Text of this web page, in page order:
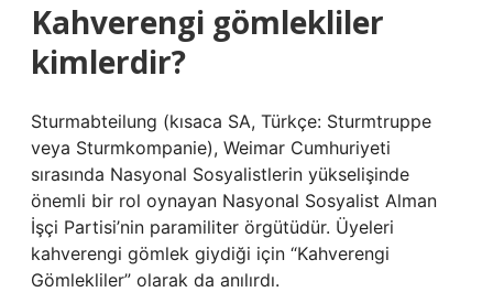
Kahverengi gömlekliler
kimlerdir?
Sturmabteilung (kısaca SA, Türkçe: Sturmtruppe
veya Sturmkompanie), Weimar Cumhuriyeti
sırasında Nasyonal Sosyalistlerin yükselişinde
önemli bir rol oynayan Nasyonal Sosyalist Alman
İşçi Partisi’nin paramiliter örgütüdür. Üyeleri
kahverengi gömlek giydiği için “Kahverengi
Gömlekliler” olarak da anılırdı.